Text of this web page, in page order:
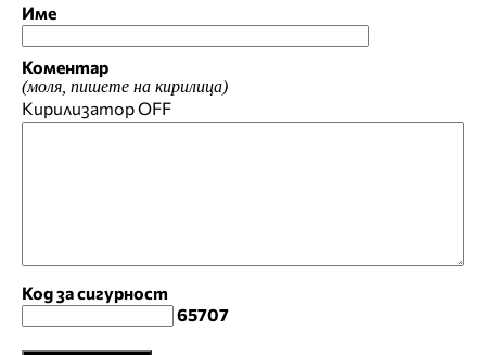
Име
Коментар
(моля, пишете на кирилица)
КирилизаторOFF
Код за сигурност
65707